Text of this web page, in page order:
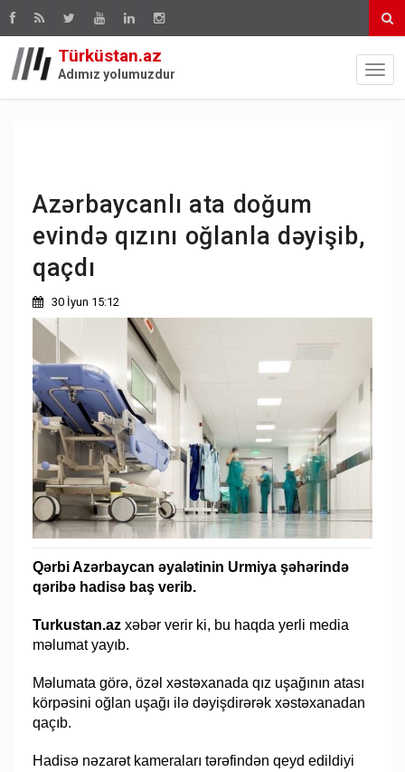
Türküstan.az
Adımız yolumuzdur
Azərbaycanlı ata doğum
evində qızını oğlanla dəyişib,
qaçdı
30 İyun 15:12
Qərbi Azərbaycan əyalətinin Urmiya şəhərində
qəribə hadisə baş verib.
Turkustan.az xəbər verir ki, bu haqda yerli media
məlumat yayıb.
Məlumata görə, özəl xəstəxanada qız uşağının atası
körpəsini oğlan uşağı ilə dəyişdirərək xəstəxanadan
qaçıb.
Hadisə nəzarət kameraları tərəfindən qeyd edildiyi